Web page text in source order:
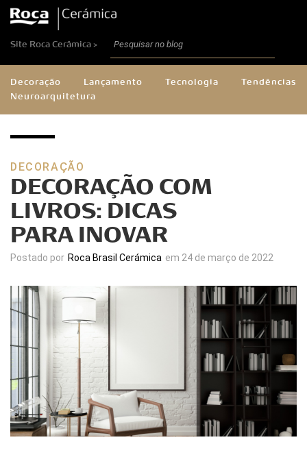
Site Roca Cerâmica >
Decoração Lançamento Tecnologia
Tendências
Neuroarquitetura
DECORAÇÃO
DECORAÇÃO COM
LIVROS: DICAS
PARA INOVAR
Postado por Roca Brasil Cerámica em 24 de março de 2022